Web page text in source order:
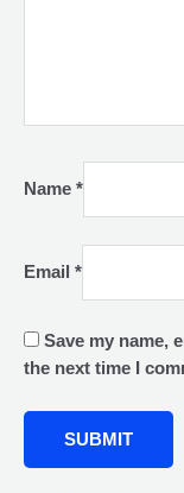
Name *
Email *
Save my name,
the next time I